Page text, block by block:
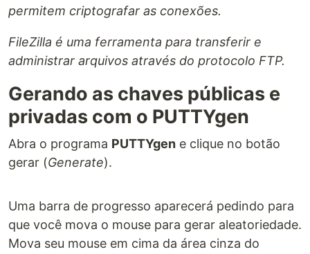
permitem criptografar as conexões.
FileZilla é uma ferramenta para transferir e
administrar arquivos através do protocolo FTP.
Gerando as chaves públicas e
privadas com o PUTTYgen
Abra o programa PUTTYgen e clique no botão
gerar (Generate).
Uma barra de progresso aparecerá pedindo para
que você mova o mouse para gerar aleatoriedade.
Mova seu mouse em cima da área cinza do